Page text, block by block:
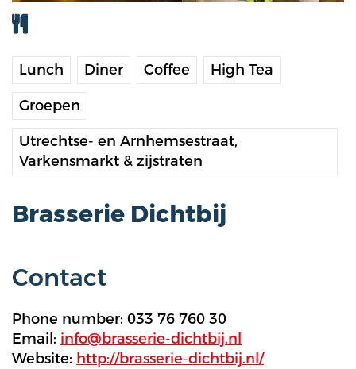
Lunch Diner Coffee
High Tea
Groepen
Utrechtse- en Arnhemsestraat,
Varkensmarkt & zijstraten
Brasserie Dichtbij
Contact
Phone number: 033 76 760 30
Email: info@brasserie-dichtbij.nl
Website: http://brasserie-dichtbij.nl/